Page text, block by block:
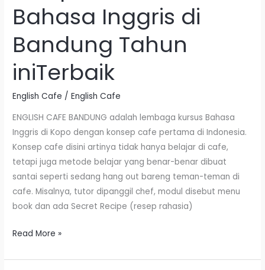
Bahasa Inggris di
Bandung Tahun
iniTerbaik
English Cafe /English Cafe
ENGLISH CAFE BANDUNG adalah lembaga kursus Bahasa
Inggris di Kopo dengan konsep cafe pertama di Indonesia.
Konsep cafe disini artinya tidak hanya belajar di cafe,
tetapi juga metode belajar yang benar-benar dibuat
santai seperti sedang hang out bareng teman-teman di
cafe. Misalnya, tutor dipanggil chef, modul disebut menu
book dan ada Secret Recipe (resep rahasia)
Bahasa
Inggris
di
Bandung
Tahun
Read More »